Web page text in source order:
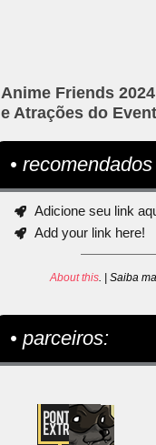
Anime Friends
e Atrações do
•
Adicione seu link
Add your link here!
About this. | Saiba
• parceiros: